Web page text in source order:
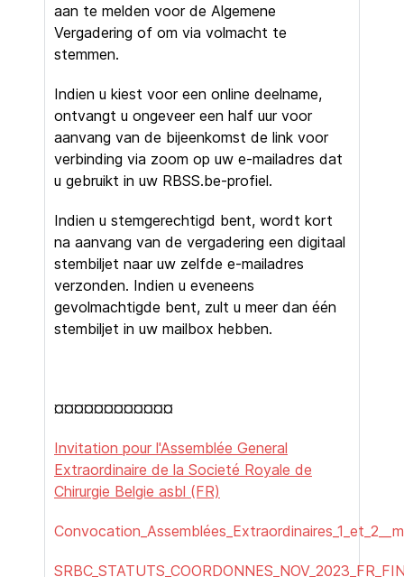
aan te melden voor de Algemene
Vergadering of om via volmacht te
stemmen.
Indien u kiest voor een online deelname,
ontvangt u ongeveer een half uur voor
aanvang van de bijeenkomst de link voor
verbinding via zoom op uw e-mailadres dat
u gebruikt in uw RBSS.be-profiel.
Indien u stemgerechtigd bent, wordt kort
na aanvang van de vergadering een digitaal
stembiljet naar uw zelfde e-mailadres
verzonden. Indien u eveneens
gevolmachtigde bent, zult u meer dan één
stembiljet in uw mailbox hebben.
¤¤¤¤¤¤¤¤¤¤¤¤
Invitation pour l'Assemblée General
Extraordinaire de la Societé Royale de
Chirurgie Belgie asbl (FR)